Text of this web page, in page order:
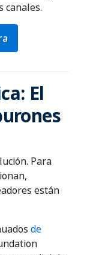
canales.
El
Para
están
de